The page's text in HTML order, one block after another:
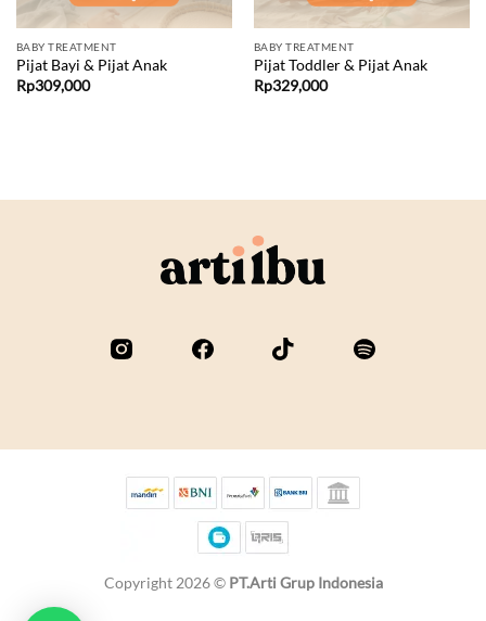
BABY TREATMENT
Pijat Bayi & Pijat Anak
Rp309,000
BABY TREATMENT
Pijat Toddler & Pijat Anak
Rp329,000
Copyright 2026 © PT.Arti Grup Indonesia